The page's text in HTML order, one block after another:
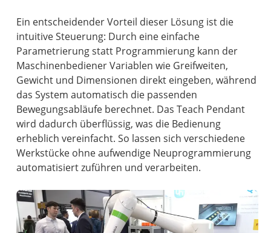
Ein entscheidender Vorteil dieser Lösung ist die
intuitive Steuerung: Durch eine einfache
Parametrierung statt Programmierung kann der
Maschinenbediener Variablen wie Greifweiten,
Gewicht und Dimensionen direkt eingeben, während
das System automatisch die passenden
Bewegungsabläufe berechnet. Das Teach Pendant
wird dadurch überflüssig, was die Bedienung
erheblich vereinfacht. So lassen sich verschiedene
Werkstücke ohne aufwendige Neuprogrammierung
automatisiert zuführen und verarbeiten.